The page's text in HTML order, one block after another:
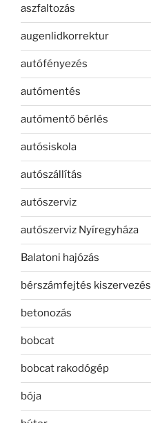
aszfaltozás
augenlidkorrektur
autófényezés
autómentés
autómentő bérlés
autósiskola
autószállítás
autószerviz
autószerviz Nyíregyháza
Balatoni hajózás
bérszámfejtés kiszervezés
betonozás
bobcat
bobcat rakodógép
bója